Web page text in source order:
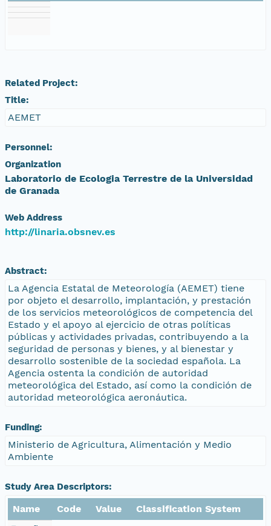
Related Project:
Title:
AEMET
Personnel:
Organization
Laboratorio de Ecologia Terrestre de la Universidad
de Granada
Web Address
http://linaria.obsnev.es
Abstract:
La Agencia Estatal de Meteorología (AEMET) tiene
por objeto el desarrollo, implantación, y prestación
de los servicios meteorológicos de competencia del
Estado y el apoyo al ejercicio de otras políticas
públicas y actividades privadas, contribuyendo a la
seguridad de personas y bienes, y al bienestar y
desarrollo sostenible de la sociedad española. La
Agencia ostenta la condición de autoridad
meteorológica del Estado, así como la condición de
autoridad meteorológica aeronáutica.
Funding:
Ministerio de Agricultura, Alimentación y Medio
Ambiente
Study Area Descriptors:
Name Code Value
Classification System